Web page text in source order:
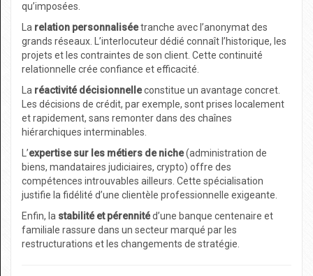
qu’imposées.
La relation personnaliséetranche avec l’anonymat des
grands réseaux. L’interlocuteur dédié connaît l’historique, les
projets et les contraintes de son client. Cette continuité
relationnelle crée confiance et efficacité.
La réactivité décisionnelleconstitue un avantage concret.
Les décisions de crédit, par exemple, sont prises localement
et rapidement, sans remonter dans des chaînes
hiérarchiques interminables.
L’expertise sur les métiers de niche(administration de
biens, mandataires judiciaires, crypto) offre des
compétences introuvables ailleurs. Cette spécialisation
justifie la fidélité d’une clientèle professionnelle exigeante.
Enfin, la stabilité et pérennitéd’une banque centenaire et
familiale rassure dans un secteur marqué par les
restructurations et les changements de stratégie.